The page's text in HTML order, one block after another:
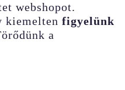
webshopot.
kiemelten figyelünk
a